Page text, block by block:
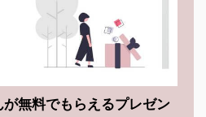
無料でもらえるプレゼン